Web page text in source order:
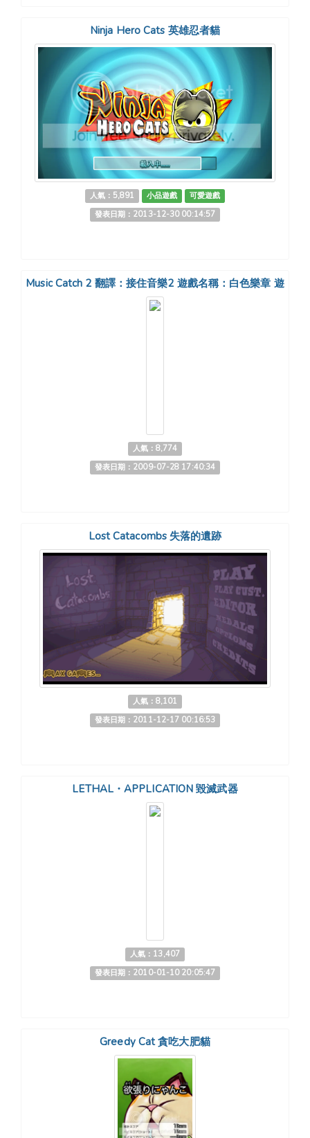
Ninja Hero Cats 英雄忍者貓
人氣：5,891 小品遊戲
可愛遊戲
發表日期：2013-12-30 00:14:57
Music Catch 2 翻譯：接住音樂2 遊戲名稱：白色樂章 遊
人氣：8,774
發表日期：2009-07-28 17:40:34
Lost Catacombs 失落的遺跡
人氣：8,101
發表日期：2011-12-17 00:16:53
LETHAL・APPLICATION 毀滅武器
人氣：13,407
發表日期：2010-01-10 20:05:47
Greedy Cat 貪吃大肥貓